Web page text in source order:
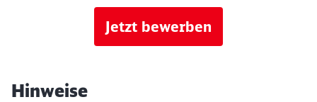
Jetzt bewerben
Hinweise